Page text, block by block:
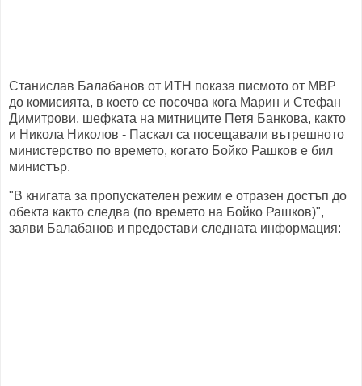
Станислав Балабанов от ИТН показа писмото от МВР
до комисията, в което се посочва кога Марин и Стефан
Димитрови, шефката на митниците Петя Банкова, както
и Никола Николов - Паскал са посещавали вътрешното
министерство по времето, когато Бойко Рашков е бил
министър.
"В книгата за пропускателен режим е отразен достъп до
обекта както следва (по времето на Бойко Рашков)",
заяви Балабанов и предостави следната информация: